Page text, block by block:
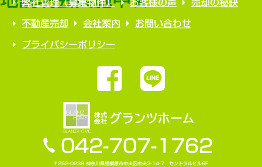
弊社管理（募集物件） お客様の声 売却の秘訣
不動産売却 会社案内 お問い合わせ
プライバシーポリシー
042-707-1762
〒252-0239 神奈川県相模原市中央区中央3-14-7 セントラルビル6F